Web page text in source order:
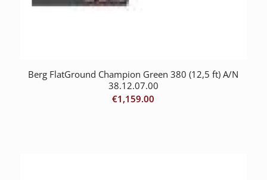
Berg FlatGround Champion Green 380 (12,5 ft) A/N
38.12.07.00
€1,159.00